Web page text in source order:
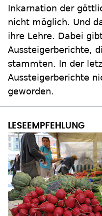
Inkarnation der
nicht möglich. Und
ihre Lehre. Dabei
Aussteigerberichte,
stammten. In der
Aussteigerberichte
geworden.